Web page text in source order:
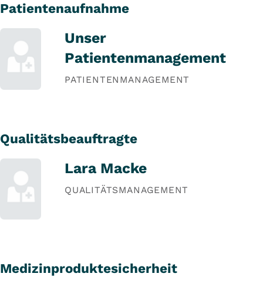
Patientenaufnahme
Unser
Patientenmanagement
PATIENTENMANAGEMENT
Qualitätsbeauftragte
Lara Macke
QUALITÄTSMANAGEMENT
Medizinproduktesicherheit